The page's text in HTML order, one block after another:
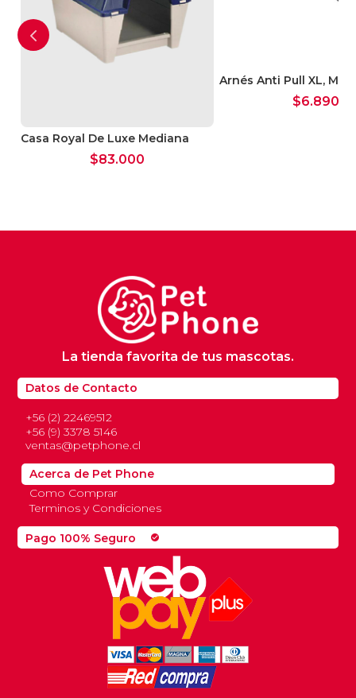
Casa Royal De Luxe Mediana
$83.000
Arnés Anti Pull XL, Mas
$6.890
Pago 100% Seguro check_circle
Datos de Contacto
+56 (2) 22469512
+56 (9) 3378 5146
ventas@petphone.cl
La tienda favorita de tus mascotas.
Acerca de Pet Phone
Como Comprar
Terminos y Condiciones